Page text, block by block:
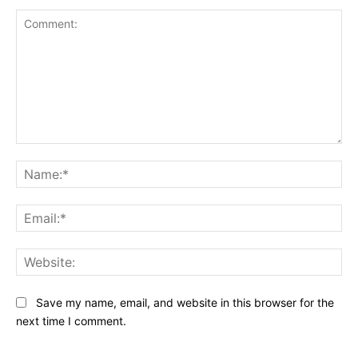
Save my name, email, and website in this browser for the
next time I comment.